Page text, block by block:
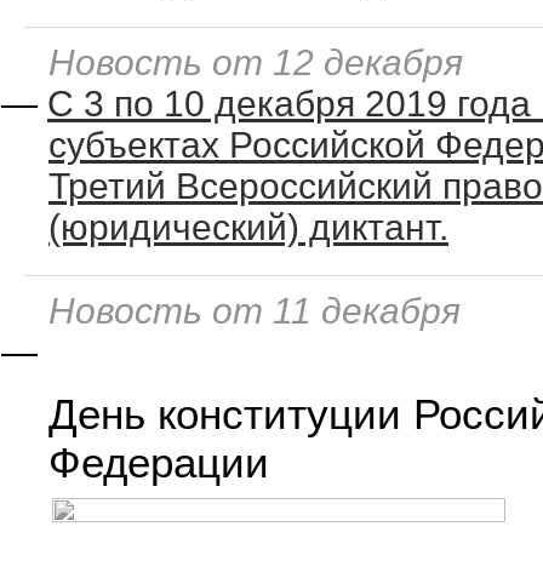
Новость от 12 декабря
— С 3 по 10 декабря 2019 года
субъектах Российской
Третий Всероссийский
(юридический) диктант.
Новость от 11 декабря
—
День конституции
Федерации